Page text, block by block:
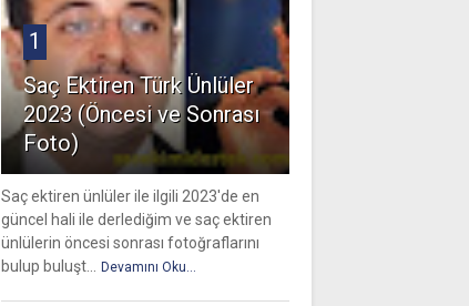
1
Saç Ektiren Türk Ünlüler
2023 (Öncesi ve Sonrası
Foto)
Saç ektiren ünlüler ile ilgili 2023'de en
güncel hali ile derlediğim ve saç ektiren
ünlülerin öncesi sonrası fotoğraflarını
bulup buluşt...
Devamını Oku...